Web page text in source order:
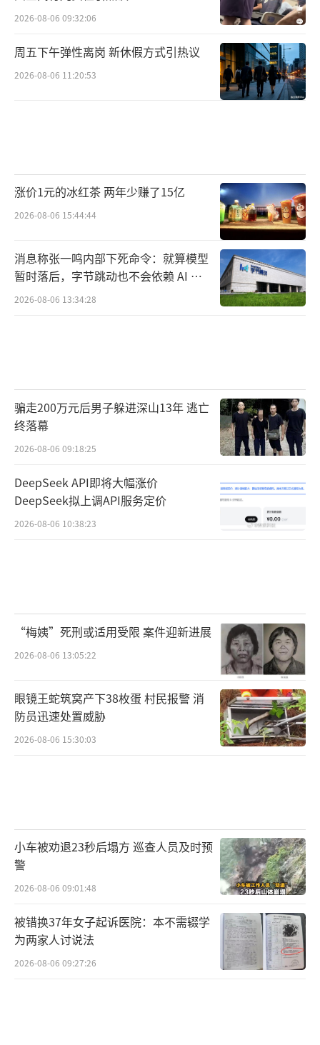
2026-08-06 09:32:06
周五下午弹性离岗 新休假方式引热议
2026-08-06 11:20:53
涨价1元的冰红茶 两年少赚了15亿
2026-08-06 15:44:44
消息称张一鸣内部下死命令：就算模型
暂时落后，字节跳动也不会依赖 AI 蒸
馏技术
2026-08-06 13:34:28
骗走200万元后男子躲进深山13年 逃亡
终落幕
2026-08-06 09:18:25
DeepSeek API即将大幅涨价
DeepSeek拟上调API服务定价
2026-08-06 10:38:23
“梅姨”死刑或适用受限 案件迎新进展
2026-08-06 13:05:22
眼镜王蛇筑窝产下38枚蛋 村民报警 消
防员迅速处置威胁
2026-08-06 15:30:03
小车被劝退23秒后塌方 巡查人员及时预
警
2026-08-06 09:01:48
被错换37年女子起诉医院：本不需辍学
为两家人讨说法
2026-08-06 09:27:26